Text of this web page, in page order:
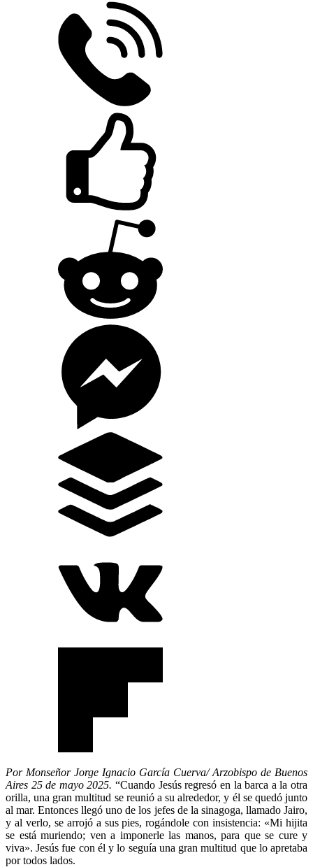
Por Monseñor Jorge Ignacio García Cuerva/Arzobispo de Buenos
Aires 25 de mayo 2025.“Cuando Jesús regresó en la barca a la otra
orilla, una gran multitud se reunió a su alrededor, y él se quedó junto
al mar. Entonces llegó uno de los jefes de la sinagoga, llamado Jairo,
y al verlo, se arrojó a sus pies, rogándole con insistencia: «Mi hijita
se está muriendo; ven a imponerle las manos, para que se cure y
viva». Jesús fue con él y lo seguía una gran multitud que lo apretaba
por todos lados.